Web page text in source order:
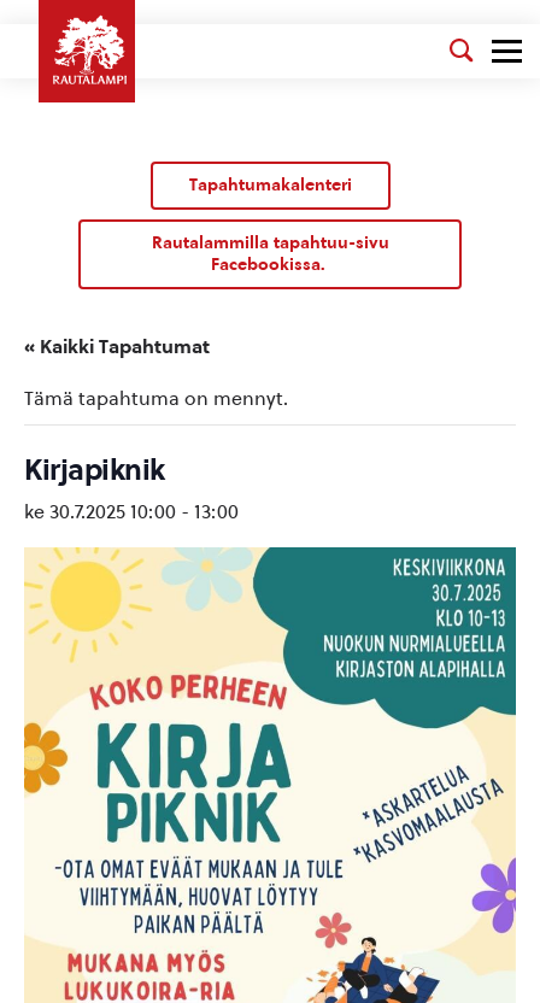
Tapahtumakalenteri
Rautalammilla tapahtuu-sivu
Facebookissa.
« Kaikki Tapahtumat
Tämä tapahtuma on mennyt.
Kirjapiknik
ke 30.7.2025 10:00 - 13:00